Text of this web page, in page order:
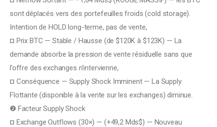
sont déplacés vers des portefeuilles froids (cold storage).
Intention de HOLD long-terme, pas de vente,
¤ Prix BTC — Stable / Hausse (de $120K à $123K) — La
demande absorbe la pression de vente résiduelle sans que
l’offre des exchanges n’intervienne,
¤ Conséquence — Supply Shock Imminent — La Supply
Flottante (disponible à la vente sur les exchanges) diminue.
❷ Facteur Supply Shock
¤ Exchange Outflows (30×) — (+49,2 Mds$) — Nouveau